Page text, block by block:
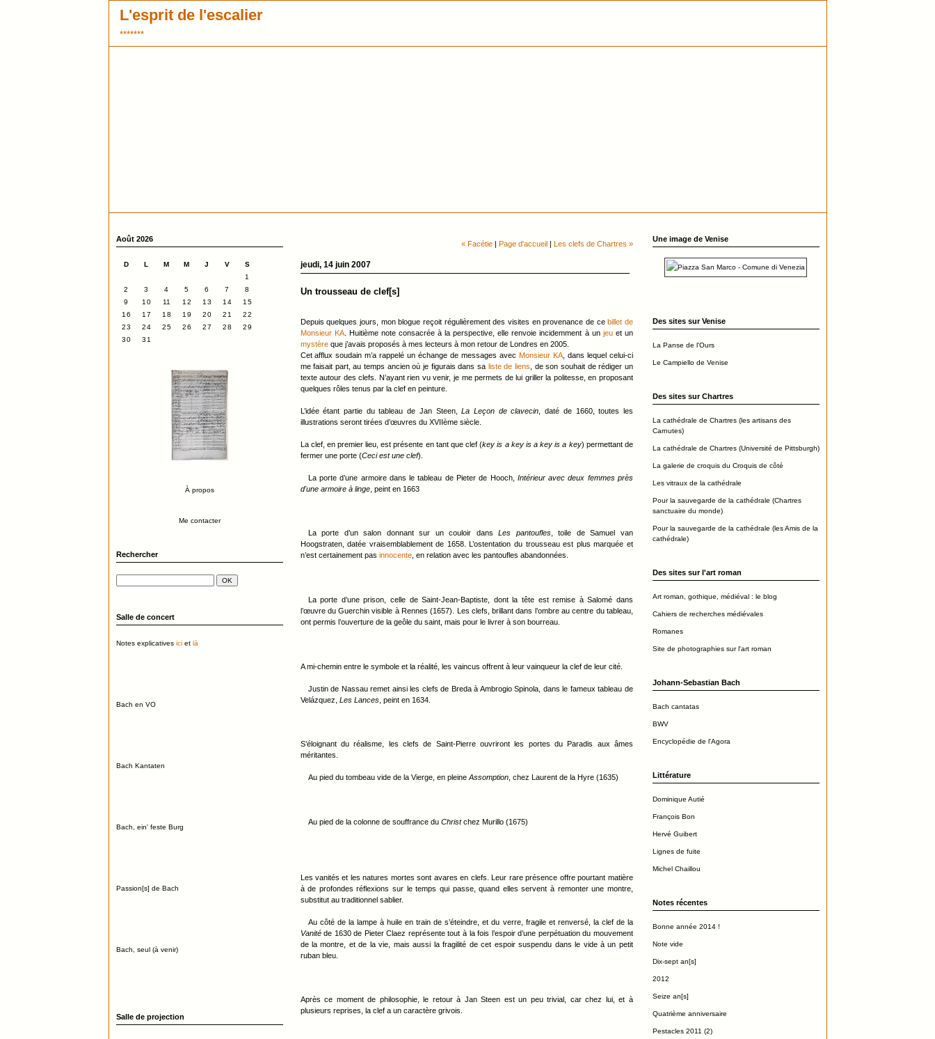
L'esprit de l'escalier
*******
Août 2026
D L M M J V
S
1
2
3 4 5 6 7
8
9
10 11 12 13 14
15
16
17 18 19 20 21
22
23
24 25 26 27 28
29
30
31
À propos
Me contacter
Rechercher
Salle de concert
Notes explicatives iciet là
Bach en VO
Bach Kantaten
Bach, ein' feste Burg
Passion[s] de Bach
Bach, seul (à venir)
Salle de projection
Une image de Venise
Des sites sur Venise
La Panse de l'Ours
Le Campiello de Venise
Des sites sur Chartres
La cathédrale de Chartres (les artisans des
Carnutes)
La cathédrale de Chartres (Université de Pittsburgh)
La galerie de croquis du Croquis de côté
Les vitraux de la cathédrale
Pour la sauvegarde de la cathédrale (Chartres
sanctuaire du monde)
Pour la sauvegarde de la cathédrale (les Amis de la
cathédrale)
Des sites sur l'art roman
Art roman, gothique, médiéval : le blog
Cahiers de recherches médiévales
Romanes
Site de photographies sur l'art roman
Johann-Sebastian Bach
Bach cantatas
BWV
Encyclopédie de l'Agora
Littérature
Dominique Autié
François Bon
Hervé Guibert
Lignes de fuite
Michel Chaillou
Notes récentes
Bonne année 2014 !
Note vide
Dix-sept an[s]
2012
Seize an[s]
Quatrième anniversaire
Pestacles 2011 (2)
« Facétie| Page d'accueil| Les clefs de Chartres »
jeudi, 14 juin 2007
Un trousseau de clef[s]
Depuis quelques jours, mon blogue reçoit régulièrement des visites en provenance de cebillet de
Monsieur KA. Huitième note consacrée à la perspective, elle renvoie incidemment à un jeuet un
mystèreque j’avais proposés à mes lecteurs à mon retour de Londres en 2005.
Cet afflux soudain m’a rappelé un échange de messages avecMonsieur KA , dans lequel celui-ci
me faisait part, au temps ancien où je figurais dans sa liste de liens , de son souhait de rédiger un
texte autour des clefs. N’ayant rien vu venir, je me permets de lui griller la politesse, en proposant
quelques rôles tenus par la clef en peinture.
L’idée étant partie du tableau de Jan Steen,La Leçon de clavecin , daté de 1660, toutes les
illustrations seront tirées d’œuvres du XVIIème siècle.
La clef, en premier lieu, est présente en tant que clef (key is a key is a key is a key) permettant de
fermer une porte (Ceci est une clef).
La porte d’une armoire dans le tableau de Pieter de Hooch, Intérieur avec deux femmes près
d'une armoire à linge, peint en 1663
La porte d’un salon donnant sur un couloir dansLes pantoufles, toile de Samuel van
Hoogstraten, datée vraisemblablement de 1658. L’ostentation du trousseau est plus marquée et
n’est certainement pas innocente, en relation avec les pantoufles abandonnées.
La porte d’une prison, celle de Saint-Jean-Baptiste, dont la tête est remise à Salomé dans
l’œuvre du Guerchin visible à Rennes (1657). Les clefs, brillant dans l’ombre au centre du tableau,
ont permis l’ouverture de la geôle du saint, mais pour le livrer à son bourreau.
A mi-chemin entre le symbole et la réalité, les vaincus offrent à leur vainqueur la clef de leur cité.
Justin de Nassau remet ainsi les clefs de Breda à Ambrogio Spinola, dans le fameux tableau de
Velázquez, Les Lances, peint en 1634.
S’éloignant du réalisme, les clefs de Saint-Pierre ouvriront les portes du Paradis aux âmes
méritantes.
Au pied du tombeau vide de la Vierge, en pleine Assomption, chez Laurent de la Hyre (1635)
Au pied de la colonne de souffrance du Christchez Murillo (1675)
Les vanités et les natures mortes sont avares en clefs. Leur rare présence offre pourtant matière
à de profondes réflexions sur le temps qui passe, quand elles servent à remonter une montre,
substitut au traditionnel sablier.
Au côté de la lampe à huile en train de s’éteindre, et du verre, fragile et renversé, la clef de la
Vanitéde 1630 de Pieter Claez représente tout à la fois l’espoir d’une perpétuation du mouvement
de la montre, et de la vie, mais aussi la fragilité de cet espoir suspendu dans le vide à un petit
ruban bleu.
Après ce moment de philosophie, le retour à Jan Steen est un peu trivial, car chez lui, et à
plusieurs reprises, la clef a un caractère grivois.